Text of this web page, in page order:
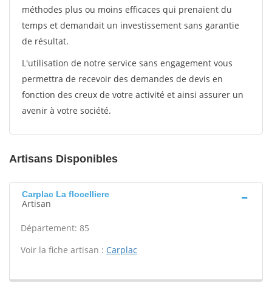
méthodes plus ou moins efficaces qui prenaient du
temps et demandait un investissement sans garantie
de résultat.
L'utilisation de notre service sans engagement vous
permettra de recevoir des demandes de devis en
fonction des creux de votre activité et ainsi assurer un
avenir à votre société.
Artisans Disponibles
Carplac La flocelliere
Artisan
Département: 85
Voir la fiche artisan : Carplac